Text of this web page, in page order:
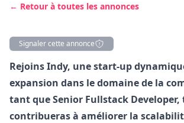
← Retour à toutes les annonces
Signaler cette annonce
Description
Rejoins Indy, une start-up
expansion dans le domaine de la
tant que Senior Fullstack Developer,
contribueras à améliorer la